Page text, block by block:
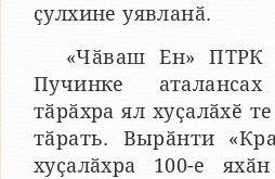
ҫулхине уявланӑ.
«Чӑваш Ен» ПТРК
Пучинке
тӑрӑхра ял хуҫалӑхӗ
тӑрать. Вырӑнти
хуҫалӑхра 100-е